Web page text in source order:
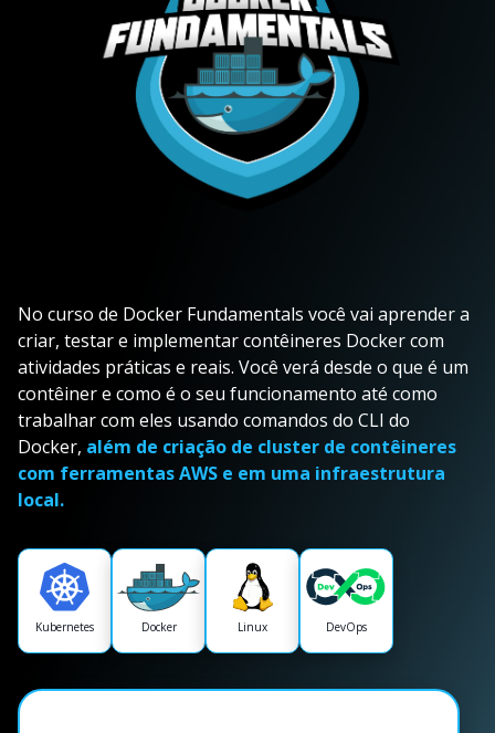
No curso de Docker Fundamentals você vai aprender a
criar, testar e implementar contêineres Docker com
atividades práticas e reais. Você verá desde o que é um
contêiner e como é o seu funcionamento até como
trabalhar com eles usando comandos do CLI do
Docker, além de criação de cluster de contêineres
com ferramentas AWS e em uma infraestrutura
local.
Kubernetes Docker Linux DevOps